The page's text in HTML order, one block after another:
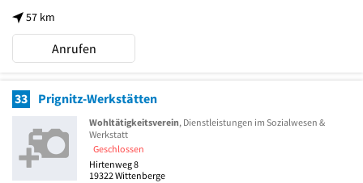
57 km
Anrufen
33 Prignitz-Werkstätten
Wohltätigkeitsverein, Dienstleistungen im Sozialwesen &
Werkstatt
Geschlossen
Hirtenweg 8
19322Wittenberge